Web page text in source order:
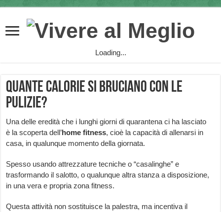
Loading...
Quante calorie si bruciano con le
pulizie?
Una delle eredità che i lunghi giorni di quarantena ci ha lasciato
è la scoperta dell’home fitness, cioè la capacità di allenarsi in
casa, in qualunque momento della giornata.
Spesso usando attrezzature tecniche o “casalinghe” e
trasformando il salotto, o qualunque altra stanza a disposizione,
in una vera e propria zona fitness.
Questa attività non sostituisce la palestra, ma incentiva il